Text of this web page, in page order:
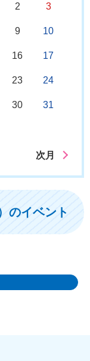
2 3
9 10
16 17
23 24
30 31
次月
のイベント